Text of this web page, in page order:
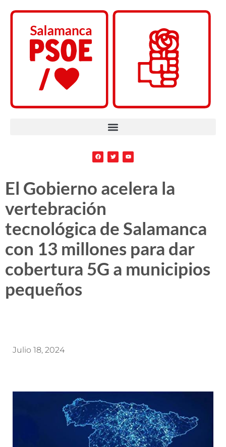
El Gobierno acelera la
vertebración
tecnológica de Salamanca
con 13 millones para dar
cobertura 5G a municipios
pequeños
Julio 18, 2024